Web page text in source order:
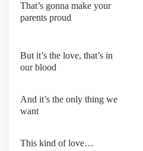
That’s gonna make your
parents proud
But it’s the love, that’s in
our blood
And it’s the only thing we
want
This kind of love…